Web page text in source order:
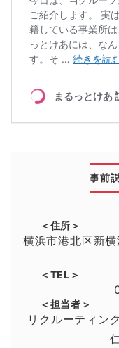
事前
＜住所＞
横浜市港北区新
＜TEL＞
＜担当者＞
リクルーティン